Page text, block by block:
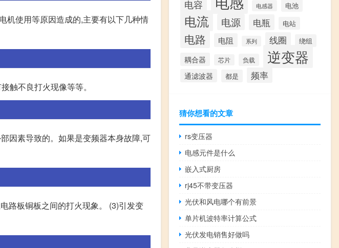
机使用等原因造成的,主要有以下几种情
触不良打火现像等等。
因素导致的。如果是变频器本身故障,可
路板铜板之间的打火现象。 (3)引发变
电容 电感器 电池
电流 电源 电瓶 电站
电路 电阻 系列 线圈 绕组
耦合器 芯片 负载 逆变器
通滤波器 都是 频率
猜你想看的文章
rs变压器
电感元件是什么
嵌入式厨房
rj45不带变压器
光伏和风电哪个有前景
单片机波特率计算公式
光伏发电销售好做吗